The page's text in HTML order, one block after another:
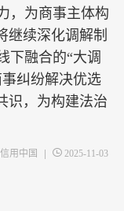
，为商事主体构
继续深化调解制
下融合的“大调
纠纷解决优选
识，为构建法治
信用中国 | 2025-11-03